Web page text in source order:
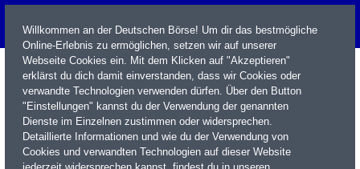
Name / WKN / ISIN / Kürzel
Willkommen an der Deutschen Börse! Um dir das bestmögliche
Online-Erlebnis zu ermöglichen, setzen wir auf unserer
Webseite Cookies ein. Mit dem Klicken auf "Akzeptieren"
erklärst du dich damit einverstanden, dass wir Cookies oder
verwandte Technologien verwenden dürfen. Über den Button
"Einstellungen" kannst du der Verwendung der genannten
Dienste im Einzelnen zustimmen oder widersprechen.
Detaillierte Informationen und wie du der Verwendung von
Cookies und verwandten Technologien auf dieser Website